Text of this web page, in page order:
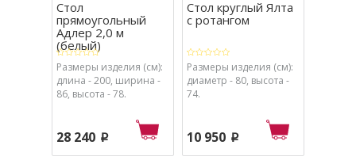
Стол
прямоугольный
Адлер 2,0 м
(белый)
Размеры изделия (см):
длина - 200, ширина -
86, высота - 78.
28 240 p
Стол круглый Ялта
с ротангом
Размеры изделия (см):
диаметр - 80, высота -
74.
10 950 p